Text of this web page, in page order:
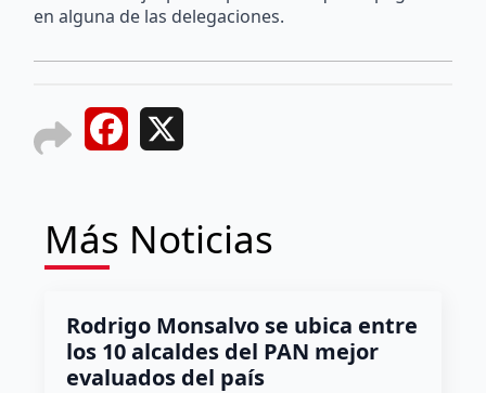
en alguna de las delegaciones.
Facebook
Más Noticias
Rodrigo Monsalvo se ubica entre
los 10 alcaldes del PAN mejor
evaluados del país